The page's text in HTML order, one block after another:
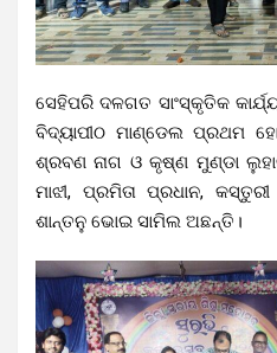
ସେହିପରି ଦଳଗତ ସାଂସ୍କୃତିକ
ବିଦ୍ୟାପୀଠ ମାଣ୍ଡେଲ ପ୍ରଥମ
ଶ୍ରବଣ ନାଗ ଓ କୃଷ୍ଣ ମୁଣ୍ଡା
ମାଝୀ, ପ୍ରମିତା ପ୍ରଧାନ,
ଶାନ୍ତନୁ ଭୋଇ ସାମିଲ ଅଛନ୍ତି।